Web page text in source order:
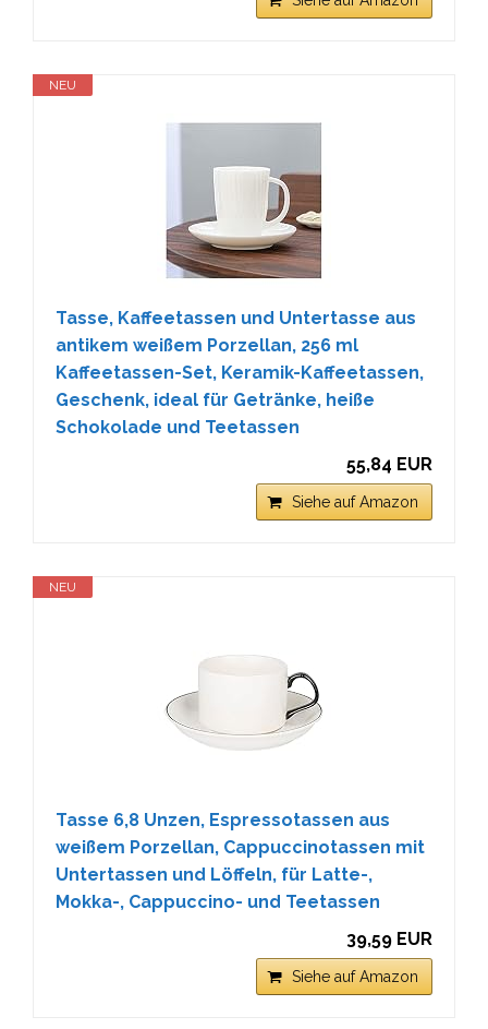
NEU
Tasse, Kaffeetassen und Untertasse aus
antikem weißem Porzellan, 256 ml
Kaffeetassen-Set, Keramik-Kaffeetassen,
Geschenk, ideal für Getränke, heiße
Schokolade und Teetassen
55,84 EUR
Siehe auf Amazon
NEU
Tasse 6,8 Unzen, Espressotassen aus
weißem Porzellan, Cappuccinotassen mit
Untertassen und Löffeln, für Latte-,
Mokka-, Cappuccino- und Teetassen
39,59 EUR
Siehe auf Amazon